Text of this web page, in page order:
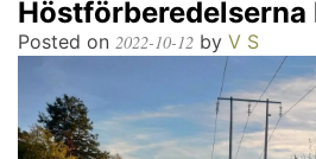
Höstförberedelserna
Posted on 2022-10-12 by V S